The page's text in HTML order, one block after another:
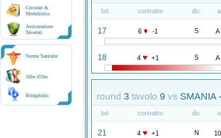
Circolari &
Modulistica
Assicurazione
Tesserati
Norme Sanitarie
Albo d'Oro
Bridgelinks
bd. contratto dic.
17 6 ♦ -1 S A
18 4 ♥ +1 S A
round 3 tavolo 9 vs SMANIA
bd. contratto dic.
21 4 ♥ +1 N 10